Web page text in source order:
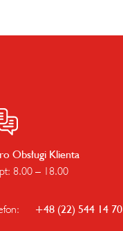
Obsługi Klienta
8.00 – 18.00
+48 (22) 544 14 70